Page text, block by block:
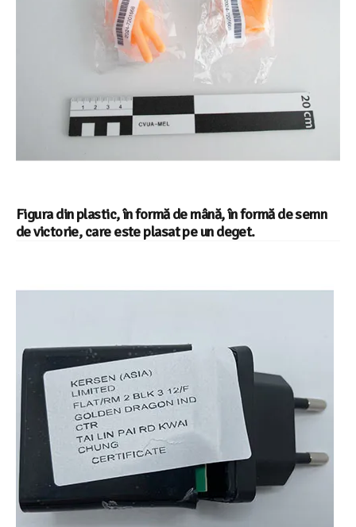
Figura din plastic, în formă de mână, în formă de semn
de victorie, care este plasat pe un deget.